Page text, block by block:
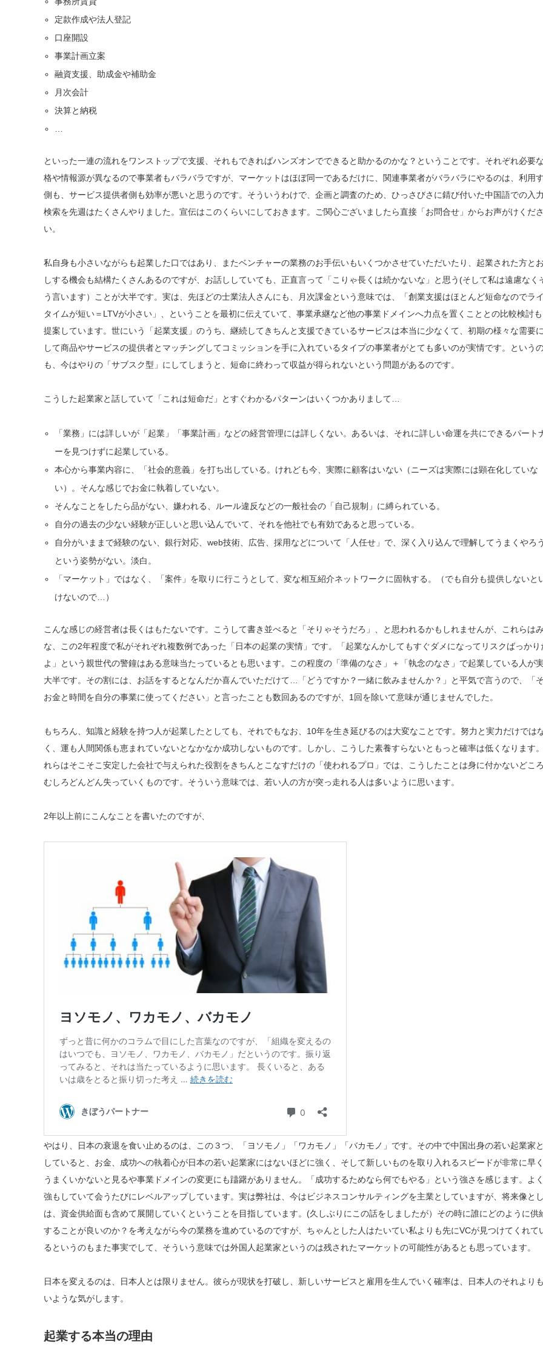
定款作成や法人登記
口座開設
事業計画立案
融資支援、助成金や補助金
月次会計
決算と納税
…
といった一連の流れをワンストップで支援、それもできればハンズオンでできると助かるのかな？ということです。それぞれ必要
格や情報源が異なるので事業者もバラバラですが、マーケットはほぼ同一であるだけに、関連事業者がバラバラにやるのは、利用
側も、サービス提供者側も効率が悪いと思うのです。そういうわけで、企画と調査のため、ひっさびさに錆び付いた中国語での入力
検索を先週はたくさんやりました。宣伝はこのくらいにしておきます。ご関心ございましたら直接「お問合せ」からお声がけくださ
い。
私自身も小さいながらも起業した口ではあり、またベンチャーの業務のお手伝いもいくつかさせていただいたり、起業された方と
しする機会も結構たくさんあるのですが、お話ししていても、正直言って「こりゃ長くは続かないな」と思う(そして私は遠慮なく
う言います）ことが大半です。実は、先ほどの士業法人さんにも、月次課金という意味では、「創業支援はほとんど短命なのでラ
タイムが短い＝LTVが小さい」、ということを最初に伝えていて、事業承継など他の事業ドメインへ力点を置くこととの比較検討
提案しています。世にいう「起業支援」のうち、継続してきちんと支援できているサービスは本当に少なくて、初期の様々な需要
して商品やサービスの提供者とマッチングしてコミッションを手に入れているタイプの事業者がとても多いのが実情です。という
も、今はやりの「サブスク型」にしてしまうと、短命に終わって収益が得られないという問題があるのです。
こうした起業家と話していて「これは短命だ」とすぐわかるパターンはいくつかありまして…
「業務」には詳しいが「起業」「事業計画」などの経営管理には詳しくない。あるいは、それに詳しい命運を共にできるパート
ーを見つけずに起業している。
本心から事業内容に、「社会的意義」を打ち出している。けれども今、実際に顧客はいない（ニーズは実際には顕在化していな
い）。そんな感じでお金に執着していない。
そんなことをしたら品がない、嫌われる、ルール違反などの一般社会の「自己規制」に縛られている。
自分の過去の少ない経験が正しいと思い込んでいて、それを他社でも有効であると思っている。
自分がいままで経験のない、銀行対応、web技術、広告、採用などについて「人任せ」で、深く入り込んで理解してうまくやろう
という姿勢がない。淡白。
「マーケット」ではなく、「案件」を取りに行こうとして、変な相互紹介ネットワークに固執する。（でも自分も提供しないと
けないので…）
こんな感じの経営者は長くはもたないです。こうして書き並べると「そりゃそうだろ」、と思われるかもしれませんが、これらはみ
な、この2年程度で私がそれぞれ複数例であった「日本の起業の実情」です。「起業なんかしてもすぐダメになってリスクばっかり
よ」という親世代の警鐘はある意味当たっているとも思います。この程度の「準備のなさ」＋「執念のなさ」で起業している人が
大半です。その割には、お話をするとなんだか喜んでいただけて…「どうですか？一緒に飲みませんか？」と平気で言うので、「
お金と時間を自分の事業に使ってください」と言ったことも数回あるのですが、1回を除いて意味が通じませんでした。
もちろん、知識と経験を持つ人が起業したとしても、それでもなお、10年を生き延びるのは大変なことです。努力と実力だけでは
く、運も人間関係も恵まれていないとなかなか成功しないものです。しかし、こうした素養すらないともっと確率は低くなります
れらはそこそこ安定した会社で与えられた役割をきちんとこなすだけの「使われるプロ」では、こうしたことは身に付かないどこ
むしろどんどん失っていくものです。そういう意味では、若い人の方が突っ走れる人は多いように思います。
2年以上前にこんなことを書いたのですが、
やはり、日本の衰退を食い止めるのは、この３つ、「ヨソモノ」「ワカモノ」「バカモノ」です。その中で中国出身の若い起業家
していると、お金、成功への執着心が日本の若い起業家にはないほどに強く、そして新しいものを取り入れるスピードが非常に早く
うまくいかないと見るや事業ドメインの変更にも躊躇がありません。「成功するためなら何でもやる」という強さを感じます。よ
強もしていて会うたびにレベルアップしています。実は弊社は、今はビジネスコンサルティングを主業としていますが、将来像と
は、資金供給面も含めて展開していくということを目指しています。(久しぶりにこの話をしましたが）その時に誰にどのように供
することが良いのか？を考えながら今の業務を進めているのですが、ちゃんとした人はたいてい私よりも先にVCが見つけてくれて
るというのもまた事実でして、そういう意味では外国人起業家というのは残されたマーケットの可能性があるとも思っています。
日本を変えるのは、日本人とは限りません。彼らが現状を打破し、新しいサービスと雇用を生んでいく確率は、日本人のそれより
いような気がします。
起業する本当の理由